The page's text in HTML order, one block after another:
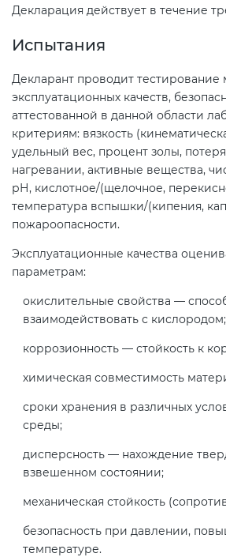
Декларация действует в течение
Испытания
Декларант проводит тестирование
эксплуатационных качеств,
аттестованной в данной области
критериям: вязкость
удельный вес, процент золы,
нагревании, активные вещества,
рН, кислотное/(щелочное,
температура вспышки/(кипения,
пожароопасности.
Эксплуатационные качества
параметрам:
окислительные свойства —
взаимодействовать с кислородом;
коррозионность — стойкость к
химическая совместимость
сроки хранения в различных
среды;
дисперсность — нахождение
взвешенном состоянии;
механическая стойкость
безопасность при давлении,
температуре.